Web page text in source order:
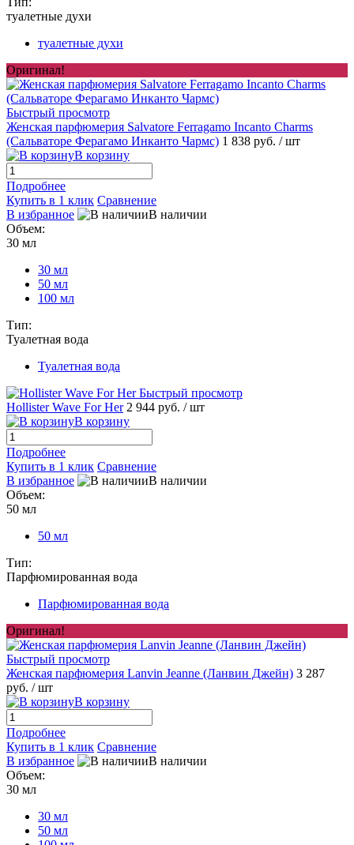
туалетные духи
туалетные духи
Оригинал!
Быстрый просмотр
Женская парфюмерия Salvatore Ferragamo Incanto Charms
(Сальваторе Ферагамо Инканто Чармс) 1 838 руб. / шт
В корзину
Подробнее
Купить в 1 клик Сравнение
В избранное
В наличии
Объем:
30 мл
30 мл
50 мл
100 мл
Тип:
Туалетная вода
Туалетная вода
Быстрый просмотр
Hollister Wave For Her 2 944 руб. / шт
В корзину
Подробнее
Купить в 1 клик Сравнение
В избранное
В наличии
Объем:
50 мл
50 мл
Тип:
Парфюмированная вода
Парфюмированная вода
Оригинал!
Быстрый просмотр
Женская парфюмерия Lanvin Jeanne (Ланвин Джейн) 3 287
руб. / шт
В корзину
Подробнее
Купить в 1 клик Сравнение
В избранное
В наличии
Объем:
30 мл
30 мл
50 мл